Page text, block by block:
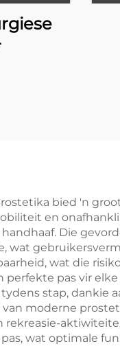
bied 'n
en
Die
wat
wat die
perfekte pas vir
stap, dankie
moderne
rekreasie-
wat optimale